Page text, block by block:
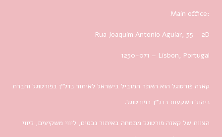
Main office:
Rua Joaquim Antonio Aguiar, 35 – 2D
1250-071 – Lisbon, Portugal
קאזה פורטוגל הוא האתר המוביל בישראל לאיתור נדל”ן בפורטוגל וחברת
ניהול השקעות נדל”ן בפורטוגל.
הצוות של קאזה פורטוגל מתמחה באיתור נכסים, ליווי משקיעים, ליווי